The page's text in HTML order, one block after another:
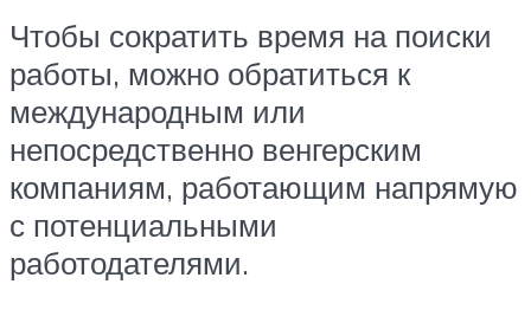
Чтобы сократить время на поиски
работы, можно обратиться к
международным или
непосредственно венгерским
компаниям, работающим напрямую
с потенциальными
работодателями.